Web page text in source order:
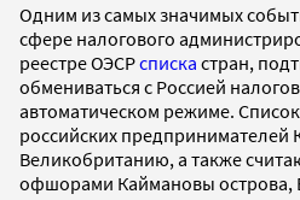
Одним из самых значимых
сфере налогового
реестре ОЭСРсписка стран,
обмениваться с Россией
автоматическом режиме.
российских
Великобританию, а также
офшорами Каймановы острова,